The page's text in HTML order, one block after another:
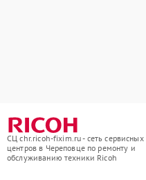
СЦ chr.ricoh-fixim.ru - сеть сервисных
центров в Череповце по ремонту и
обслуживанию техники Ricoh